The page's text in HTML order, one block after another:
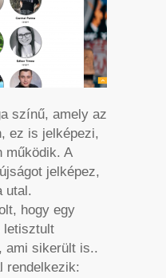
színű, amely az
ez is jelképezi,
működik. A
jelképez,
utal.
hogy egy
letisztult
ami sikerült is..
rendelkezik: